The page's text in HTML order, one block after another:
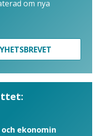
om nya
ekonomin